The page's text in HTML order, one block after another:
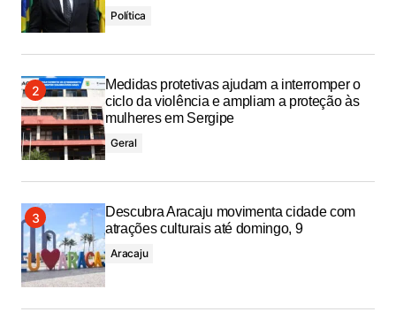
Política
Medidas protetivas ajudam a interromper o
ciclo da violência e ampliam a proteção às
mulheres em Sergipe
Geral
Descubra Aracaju movimenta cidade com
atrações culturais até domingo, 9
Aracaju